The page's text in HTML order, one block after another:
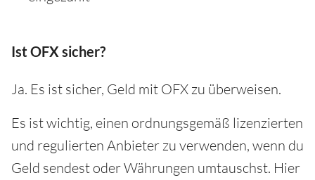
Ist OFX sicher?
Ja. Es ist sicher, Geld mit OFX zu überweisen.
Es ist wichtig, einen ordnungsgemäß lizenzierten
und regulierten Anbieter zu verwenden, wenn du
Geld sendest oder Währungen umtauschst. Hier